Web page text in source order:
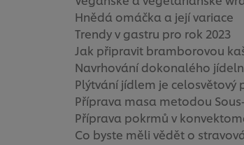
Hnědá omáčka a její variace
Trendy v gastru pro rok 2023
Jak připravit bramborovou
Navrhování dokonalého
Plýtvání jídlem je celosvětový
Příprava masa metodou
Příprava pokrmů v
Co byste měli vědět o